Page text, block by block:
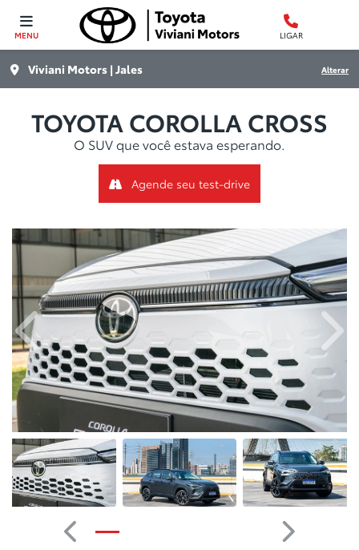
MENU LIGAR
Viviani Motors | Jales Alterar
TOYOTA COROLLA CROSS
O SUV que você estava esperando.
Agende seu test-drive
Anterior
Anterior
Próximo